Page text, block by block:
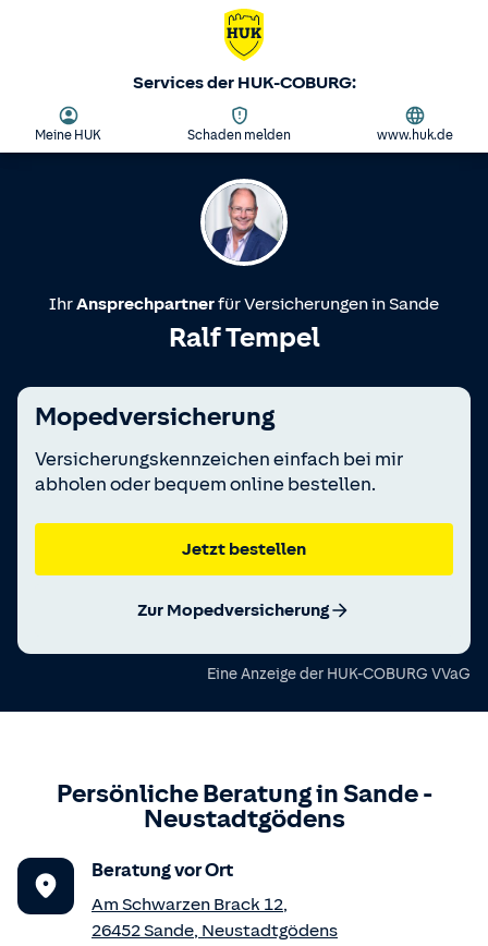
Services der HUK-COBURG:
Meine HUK Schaden melden www.huk.de
IhrAnsprechpartnerfür Versicherungen inSande
Ralf Tempel
Mopedversicherung
Versicherungskennzeichen einfach bei mir
abholen oder bequem online bestellen.
Jetzt bestellen
Zur Mopedversicherung
Eine Anzeige der HUK-COBURG VVaG
Persönliche Beratung inSande -
Neustadtgödens
Beratung vor Ort
Am Schwarzen Brack 12,
26452Sande, Neustadtgödens